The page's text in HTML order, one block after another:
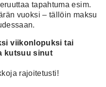
tapahtuma esim.
vuoksi – tällöin maksu
viikonlopuksi tai
kutsuu sinut
rajoitetusti!